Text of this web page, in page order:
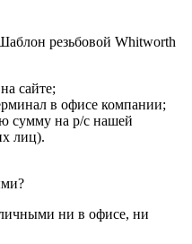
резьбовой Whitworth
сайте;
в офисе компании;
сумму на р/с нашей
лиц).
ни в офисе, ни